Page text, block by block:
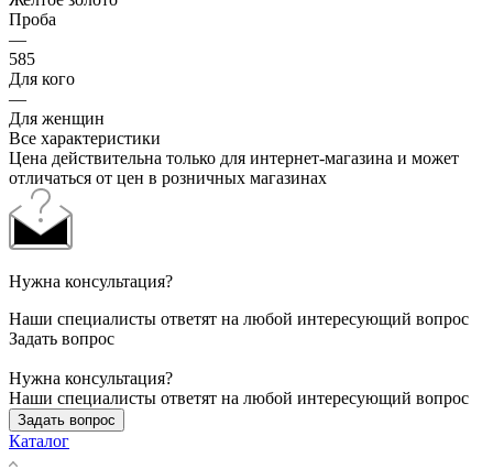
Проба
—
585
Для кого
—
Для женщин
Все характеристики
Цена действительна только для интернет-магазина и может
отличаться от цен в розничных магазинах
Нужна консультация?
Наши специалисты ответят на любой интересующий вопрос
Задать вопрос
Нужна консультация?
Наши специалисты ответят на любой интересующий вопрос
Задать вопрос
Каталог